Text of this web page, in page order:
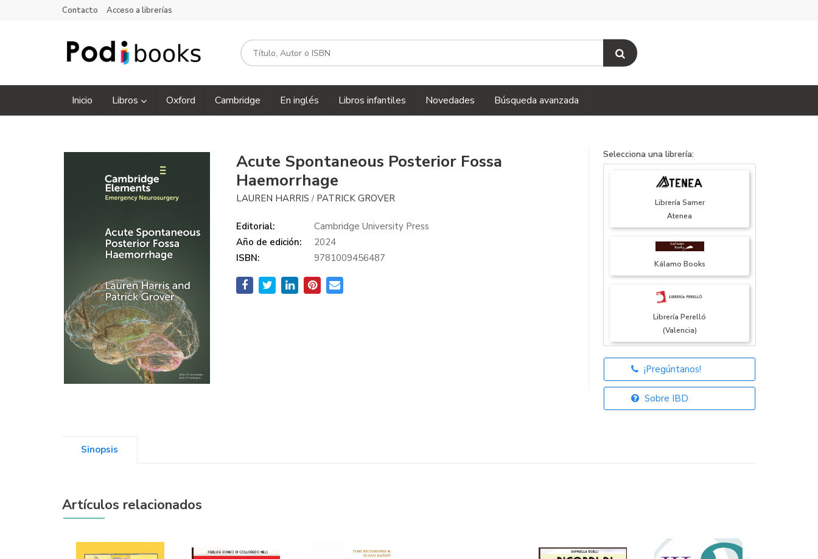
Contacto Acceso a librerías
Inicio Libros Oxford Cambridge En inglés Libros infantiles Novedades Búsqueda avanzada
Acute Spontaneous Posterior Fossa
Haemorrhage
LAUREN HARRIS / PATRICK GROVER
Editorial:
Cambridge University Press
Año de edición:
2024
ISBN:
9781009456487
Selecciona una librería:
Librería Samer
Atenea
Kálamo Books
Librería Perelló
(Valencia)
Librería Elías
(Asturias)
Librería Proteo
¡Pregúntanos!
Sobre IBD
Sinopsis
Artículos relacionados